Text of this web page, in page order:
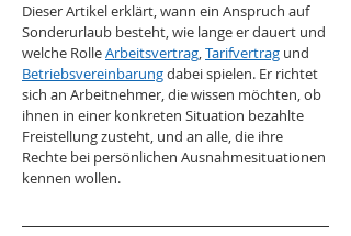
Dieser Artikel erklärt, wann ein Anspruch auf
Sonderurlaub besteht, wie lange er dauert und
welche Rolle Arbeitsvertrag, Tarifvertrag und
Betriebsvereinbarung dabei spielen. Er richtet
sich an Arbeitnehmer, die wissen möchten, ob
ihnen in einer konkreten Situation bezahlte
Freistellung zusteht, und an alle, die ihre
Rechte bei persönlichen Ausnahmesituationen
kennen wollen.